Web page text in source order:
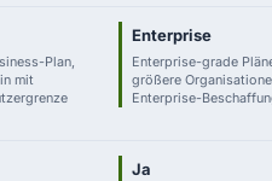
Plan,
mit
Enterprise
Enterprise-grade
größere
Enterprise-
Ja